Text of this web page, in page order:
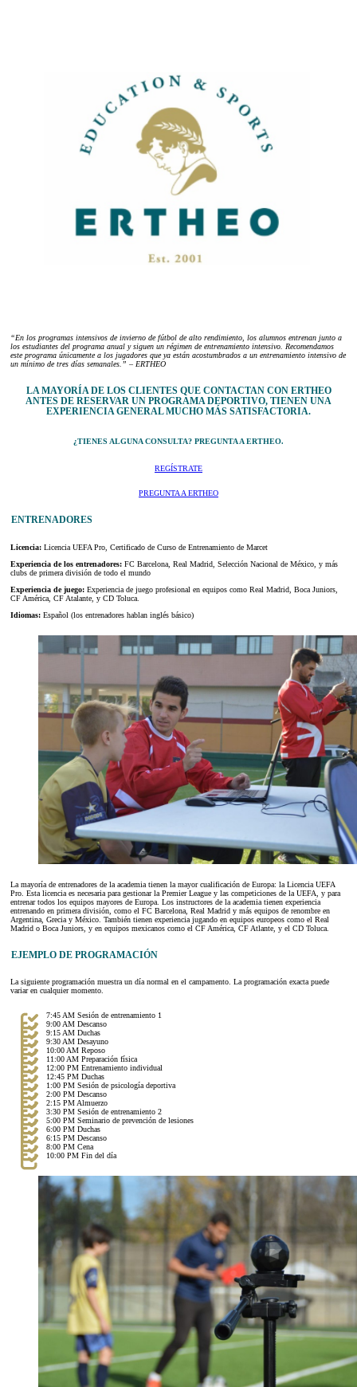
“En los programas intensivos de invierno de fútbol de alto rendimiento, los alumnos entrenan junto a
los estudiantes del programa anual y siguen un régimen de entrenamiento intensivo. Recomendamos
este programa únicamente a los jugadores que ya están acostumbrados a un entrenamiento intensivo de
un mínimo de tres días semanales.” – ERTHEO
LA MAYORÍA DE LOS CLIENTES QUE CONTACTAN CON ERTHEO
ANTES DE RESERVAR UN PROGRAMA DEPORTIVO, TIENEN UNA
EXPERIENCIA GENERAL MUCHO MÁS SATISFACTORIA.
¿TIENES ALGUNA CONSULTA? PREGUNTA A ERTHEO.
REGÍSTRATE
PREGUNTA A ERTHEO
ENTRENADORES
Licencia: Licencia UEFA Pro, Certificado de Curso de Entrenamiento de Marcet
Experiencia de los entrenadores: FC Barcelona, Real Madrid, Selección Nacional de México, y más
clubs de primera división de todo el mundo
Experiencia de juego: Experiencia de juego profesional en equipos como Real Madrid, Boca Juniors,
CF América, CF Atalante, y CD Toluca.
Idiomas: Español (los entrenadores hablan inglés básico)
La mayoría de entrenadores de la academia tienen la mayor cualificación de Europa: la Licencia UEFA
Pro. Esta licencia es necesaria para gestionar la Premier League y las competiciones de la UEFA, y para
entrenar todos los equipos mayores de Europa. Los instructores de la academia tienen experiencia
entrenando en primera división, como el FC Barcelona, Real Madrid y más equipos de renombre en
Argentina, Grecia y México. También tienen experiencia jugando en equipos europeos como el Real
Madrid o Boca Juniors, y en equipos mexicanos como el CF América, CF Atlante, y el CD Toluca.
EJEMPLO DE PROGRAMACIÓN
La siguiente programación muestra un día normal en el campamento. La programación exacta puede
variar en cualquier momento.
7:45 AM Sesión de entrenamiento 1
9:00 AM Descanso
9:15 AM Duchas
9:30 AM Desayuno
10:00 AM Reposo
11:00 AM Preparación física
12:00 PM Entrenamiento individual
12:45 PM Duchas
1:00 PM Sesión de psicología deportiva
2:00 PM Descanso
2:15 PM Almuerzo
3:30 PM Sesión de entrenamiento 2
5:00 PM Seminario de prevención de lesiones
6:00 PM Duchas
6:15 PM Descanso
8:00 PM Cena
10:00 PM Fin del día